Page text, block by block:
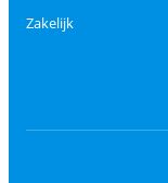
Zakelijk